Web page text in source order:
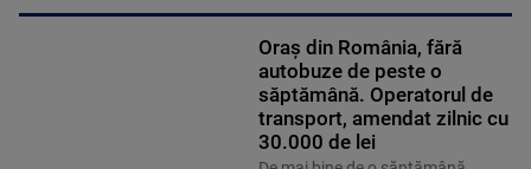
Oraș din România, fără
autobuze de peste o
săptămână. Operatorul de
transport, amendat zilnic cu
30.000 de lei